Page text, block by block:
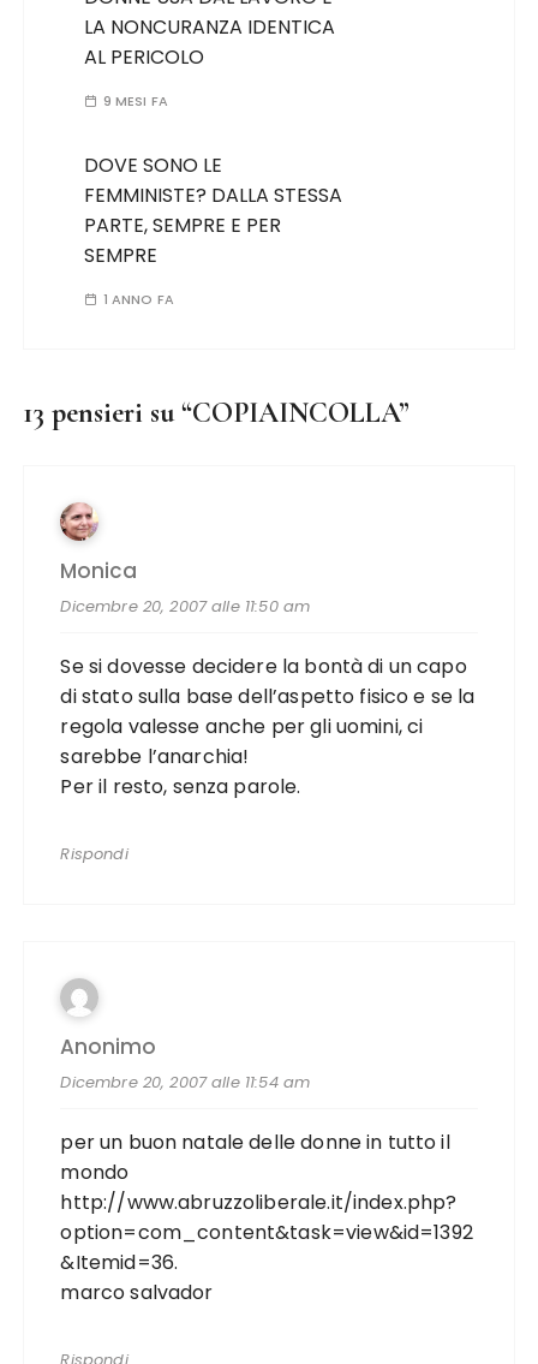
LA NONCURANZA IDENTICA
AL PERICOLO
9 MESI FA
DOVE SONO LE
FEMMINISTE? DALLA STESSA
PARTE, SEMPRE E PER
SEMPRE
1 ANNO FA
13 pensieri su “COPIAINCOLLA”
Monica
Dicembre 20, 2007 alle 11:50 am
Se si dovesse decidere la bontà di un capo
di stato sulla base dell’aspetto fisico e se la
regola valesse anche per gli uomini, ci
sarebbe l’anarchia!
Per il resto, senza parole.
Rispondi
Anonimo
Dicembre 20, 2007 alle 11:54 am
per un buon natale delle donne in tutto il
mondo
http://www.abruzzoliberale.it/index.php?
option=com_content&task=view&id=1392
&Itemid=36.
marco salvador